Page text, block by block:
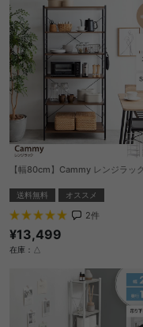
【幅80cm】Cammy レンジラック
送料無料 オススメ
2件
¥13,499
在庫：△